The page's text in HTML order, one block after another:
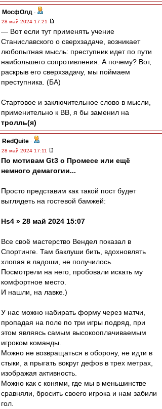
МосфОлд -
28 май 2024 17:21
― Вот если тут применять учение
Станиславского о сверхзадаче, возникает
любопытная мысль: преступник идет по пути
наибольшего сопротивления. А почему? Вот,
раскрыв его сверхзадачу, мы поймаем
преступника. (БА)
Стартовое и заключительное слово в мысли,
применительно к ВВ, я бы заменил на
тролль(я)
RedQuite -
28 май 2024 17:11
По мотивам Gt3 о Промесе или ещё
немного демагогии...
Просто представим как такой пост будет
выглядеть на гостевой бамжей:
Hs4 » 28 май 2024 15:07
Все своё мастерство Вендел показал в
Спортинге. Там баклуши бить, вдохновлять
хлопая в ладоши, не получилось.
Посмотрели на него, пробовали искать му
комфортное место.
И нашли, на лавке.)
У нас можно набирать форму через матчи,
пропадая на поле по три игры подряд, при
этом являясь самым высокооплачиваемым
игроком команды.
Можно не возвращаться в оборону, не идти в
стыки, а прыгать вокруг дефов в трех метрах,
изображая активность.
Можно как с конями, где мы в меньшинстве
сравняли, бросить своего игрока и нам забили
гол.